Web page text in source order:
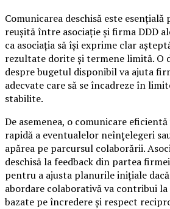
Comunicarea deschisă este
reușită între asociație și firma DDD
ca asociația să își exprime clar
rezultate dorite și termene limită. O
despre bugetul disponibil va ajuta
adecvate care să se încadreze în
stabilite.
De asemenea, o comunicare
rapidă a eventualelor neînțelegeri
apărea pe parcursul colaborării.
deschisă la feedback din partea
pentru a ajusta planurile inițiale dacă
abordare colaborativă va contribui
bazate pe încredere și respect